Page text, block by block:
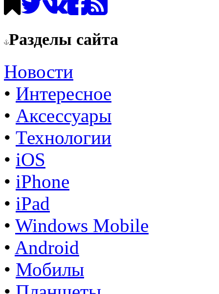
Разделы сайта
Новости
• Интересное
• Аксессуары
• Технологии
• iOS
• iPhone
• iPad
• Windows Mobile
• Android
• Мобилы